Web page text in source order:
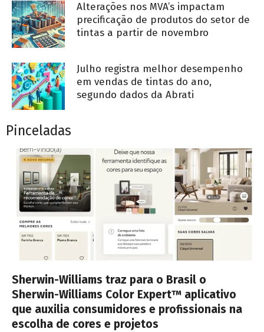
Alterações nos MVA’s impactam
precificação de produtos do setor de
tintas a partir de novembro
Julho registra melhor desempenho
em vendas de tintas do ano,
segundo dados da Abrati
Pinceladas
Sherwin-Williams traz para o Brasil o
Sherwin-Williams Color Expert™ aplicativo
que auxilia consumidores e profissionais na
escolha de cores e projetos